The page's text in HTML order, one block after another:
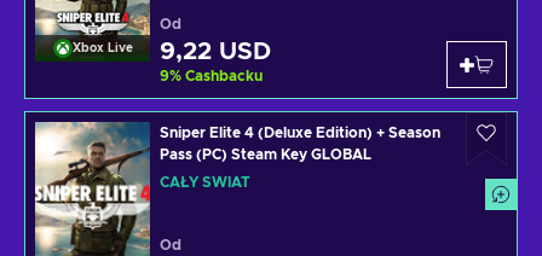
Xbox Live
Od
9,22 USD
9% Cashbacku
Sniper Elite 4 (Deluxe Edition) + Season
Pass (PC) Steam Key GLOBAL
CAŁY ŚWIAT
Od